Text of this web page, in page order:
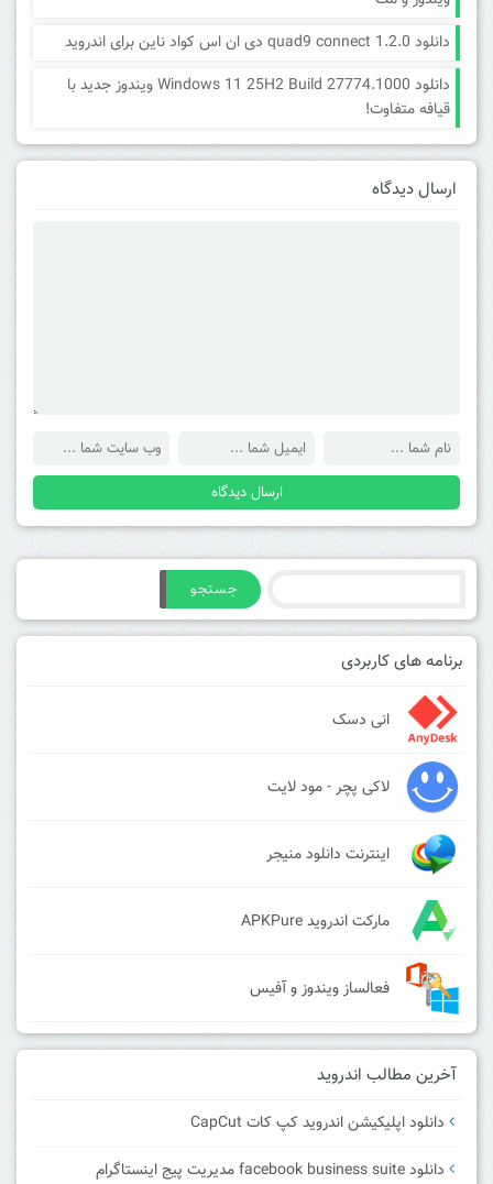
دانلود quad9 connect 1.2.0 دی ان اس کواد ناین برای اندروید
دانلود Windows 11 25H2 Build 27774.1000 ویندوز جدید با
قیافه متفاوت!
ارسال دیدگاه
جستجو
برنامه های کاربردی
انی دسک
لاکی پچر - مود لایت
اینترنت دانلود منیجر
مارکت اندروید APKPure
فعالساز ویندوز و آفیس
آخرین مطالب اندروید
دانلود اپلیکیشن اندروید کپ کات CapCut
دانلود facebook business suite مدیریت پیج اینستاگرام